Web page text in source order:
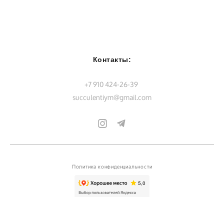
Контакты:
+7 910 424-26-39
succulentiym@gmail.com
Политика конфиденциальности